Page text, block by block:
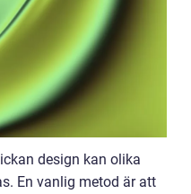
design kan olika
En vanlig metod är att